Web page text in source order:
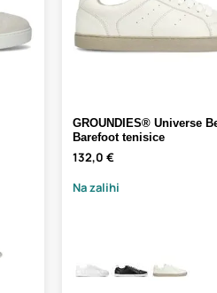
GROUNDIES® Universe
Barefoot tenisice
132,0 €
Na zalihi